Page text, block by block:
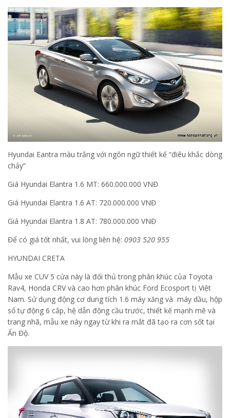
Hyundai Eantra màu trắng với ngôn ngữ thiết kế “điêu khắc dòng
chảy”
Giá Hyundai Elantra 1.6 MT: 660.000.000 VNĐ
Giá Hyundai Elantra 1.6 AT: 720.000.000 VNĐ
Giá Hyundai Elantra 1.8 AT: 780.000.000 VNĐ
Để có giá tốt nhất, vui lòng liên hệ: 0903 520 955
HYUNDAI CRETA
Mẫu xe CUV 5 cửa này là đối thủ trong phân khúc của Toyota
Rav4, Honda CRV và cao hơn phân khúc Ford Ecosport tị Việt
Nam. Sử dụng động cơ dung tích 1.6 máy xăng và máy dầu, hộp
số tự động 6 cấp, hệ dẫn động cầu trước, thiết kế mạnh mẽ và
trang nhã, mẫu xe này ngay từ khi ra mắt đã tạo ra cơn sốt tại
Ấn Độ.